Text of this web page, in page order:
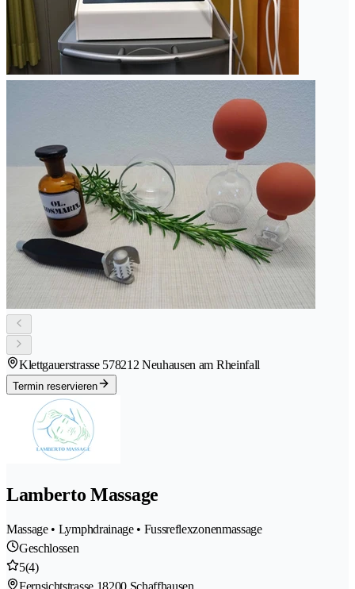
Klettgauerstrasse 578212 Neuhausen am Rheinfall
Termin reservieren
Lamberto Massage
Massage • Lymphdrainage • Fussreflexzonenmassage
Geschlossen
5(4)
Fernsichtstrasse 18200 Schaffhausen